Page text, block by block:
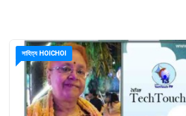
সাহিত্য HOICHOI